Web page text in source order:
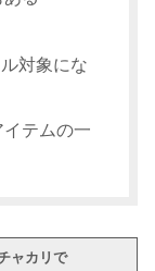
対象にな
テムの一
ャカリで